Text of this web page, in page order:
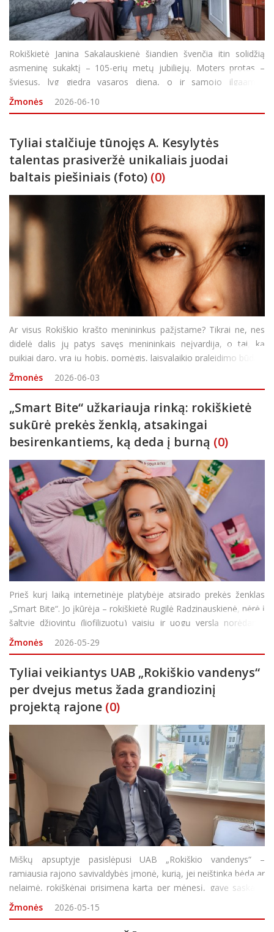
Rokiškietė Janina Sakalauskienė šiandien švenčia itin solidžią
asmeninę sukaktį – 105-erių metų jubiliejų. Moters protas –
šviesus, lyg giedra vasaros diena, o ir sąmojo ilgaamžė
nepraradusi: išgirdusi komplimentą, jog gražiai atrodo, atsako:
„Auk
Žmonės 2026-06-10
Tyliai stalčiuje tūnojęs A. Kesylytės
talentas prasiveržė unikaliais juodai
baltais piešiniais (foto) (0)
Ar visus Rokiškio krašto menininkus pažįstame? Tikrai ne, nes
didelė dalis jų patys savęs menininkais neįvardija, o tai, ką
puikiai daro, yra jų hobis, pomėgis, laisvalaikio praleidimo būdas.
Visgi kai talentą pamato kiti, kartais pavyksta įrodyti, kad
žmogus – meniškos si
Žmonės 2026-06-03
„Smart Bite“ užkariauja rinką: rokiškietė
sukūrė prekės ženklą, atsakingai
besirenkantiems, ką deda į burną (0)
Prieš kurį laiką internetinėje platybėje atsirado prekės ženklas
„Smart Bite“. Jo įkūrėja – rokiškietė Rugilė Radzinauskienė, nėrė į
šaltyje džiovintų (liofilizuotų) vaisių ir uogų verslą norėdama
atliepti vartotojų, sąmoningai ir atsakingai besirenkančių, ką d
Žmonės 2026-05-29
Tyliai veikiantys UAB „Rokiškio vandenys“
per dvejus metus žada grandiozinį
projektą rajone (0)
Miškų apsuptyje pasislėpusi UAB „Rokiškio vandenys“ –
ramiausia rajono savivaldybės įmonė, kurią, jei neištinka bėda ar
nelaimė, rokiškėnai prisimena kartą per mėnesį, gavę sąskaitą
už vandenį ir nuotekas. Bendrovės direktorius Leonas Butėnas
šypt
Žmonės 2026-05-15